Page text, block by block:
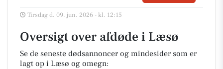
Tirsdag d. 09. jun. 2026 - kl. 12:15
Oversigt over afdøde i Læsø
Se de seneste dødsannoncer og mindesider som er
lagt op i Læsø og omegn: